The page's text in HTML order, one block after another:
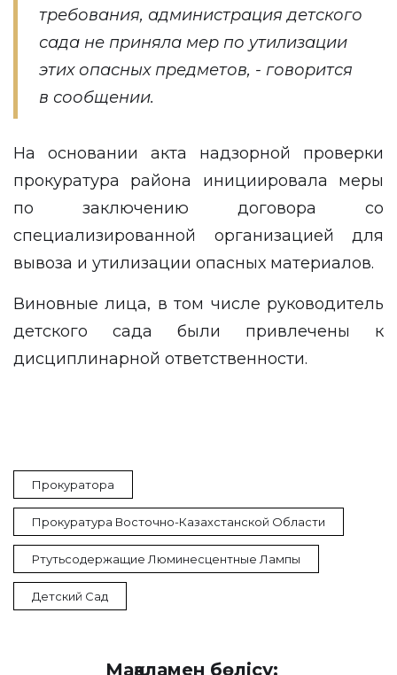
требования, администрация детского
сада не приняла мер по утилизации
этих опасных предметов, - говорится
в сообщении.
На основании акта надзорной проверки
прокуратура района инициировала меры
по заключению договора со
специализированной организацией для
вывоза и утилизации опасных материалов.
Виновные лица, в том числе руководитель
детского сада были привлечены к
дисциплинарной ответственности.
Прокуратора
Прокуратура Восточно-Казахстанской Области
Ртутьсодержащие Люминесцентные Лампы
Детский Сад
Мақаламен бөлісу: